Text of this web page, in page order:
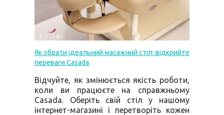
Як обрати ідеальний масажний стіл: відкрийте
переваги Casada
Відчуйте, як змінюється якість роботи,
коли ви працюєте на справжньому
Casada. Оберіть свій стіл у нашому
інтернет-магазині і перетворіть кожен